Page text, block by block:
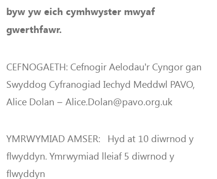
byw yw eich cymhwyster mwyaf
gwerthfawr.
CEFNOGAETH: Cefnogir Aelodau’r Cyngor gan
Swyddog Cyfranogiad Iechyd Meddwl PAVO,
Alice Dolan – Alice.Dolan@pavo.org.uk
YMRWYMIAD AMSER: Hyd at 10 diwrnod y
flwyddyn. Ymrwymiad lleiaf 5 diwrnod y
flwyddyn